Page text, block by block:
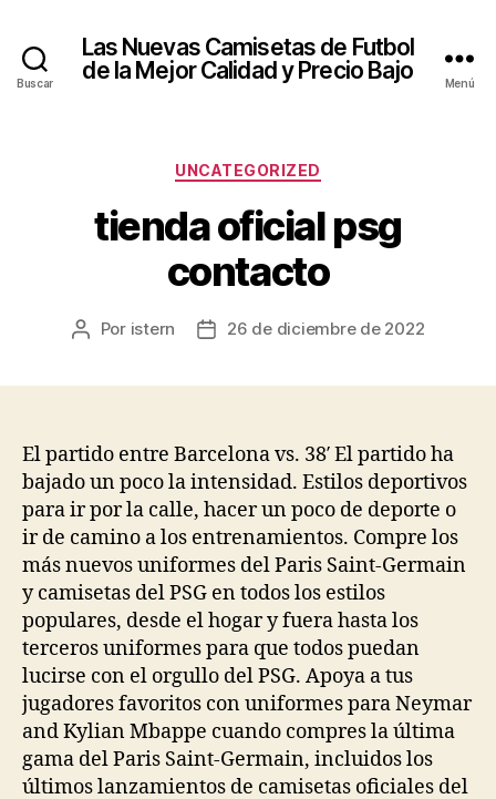
Buscar
Las Nuevas Camisetas de Futbol
de la Mejor Calidad y Precio Bajo
Menú
Categorías
UNCATEGORIZED
tienda oficial psg
contacto
Autor
Por istern
Fecha26 de diciembre de 2022
El partido entre Barcelona vs. 38′ El partido ha
bajado un poco la intensidad. Estilos deportivos
para ir por la calle, hacer un poco de deporte o
ir de camino a los entrenamientos. Compre los
más nuevos uniformes del Paris Saint-Germain
y camisetas del PSG en todos los estilos
populares, desde el hogar y fuera hasta los
terceros uniformes para que todos puedan
lucirse con el orgullo del PSG. Apoya a tus
jugadores favoritos con uniformes para Neymar
and Kylian Mbappe cuando compres la última
gama del Paris Saint-Germain, incluidos los
últimos lanzamientos de camisetas oficiales del